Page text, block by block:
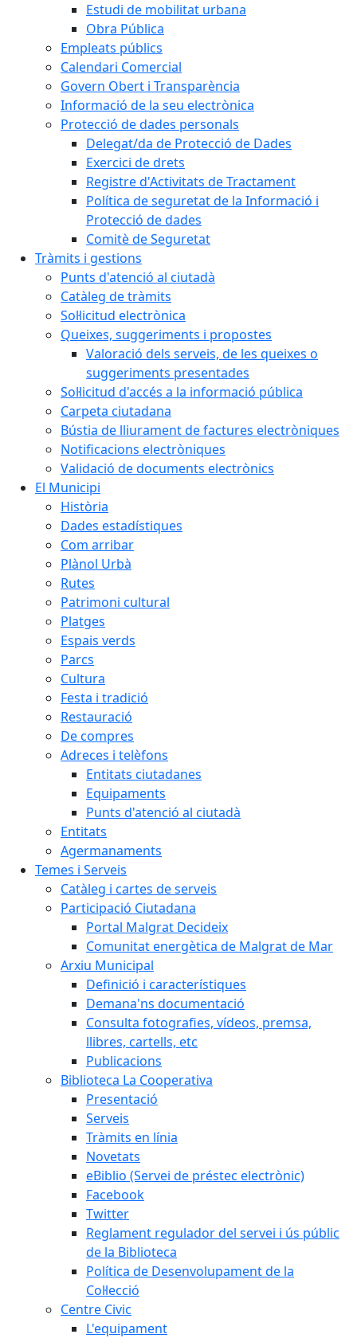
Estudi de mobilitat urbana
Obra Pública
Empleats públics
Calendari Comercial
Govern Obert i Transparència
Informació de la seu electrònica
Protecció de dades personals
Delegat/da de Protecció de Dades
Exercici de drets
Registre d'Activitats de Tractament
Política de seguretat de la Informació i
Protecció de dades
Comitè de Seguretat
Tràmits i gestions
Punts d'atenció al ciutadà
Catàleg de tràmits
Sol·licitud electrònica
Queixes, suggeriments i propostes
Valoració dels serveis, de les queixes o
suggeriments presentades
Sol·licitud d'accés a la informació pública
Carpeta ciutadana
Bústia de lliurament de factures electròniques
Notificacions electròniques
Validació de documents electrònics
El Municipi
Història
Dades estadístiques
Com arribar
Plànol Urbà
Rutes
Patrimoni cultural
Platges
Espais verds
Parcs
Cultura
Festa i tradició
Restauració
De compres
Adreces i telèfons
Entitats ciutadanes
Equipaments
Punts d'atenció al ciutadà
Entitats
Agermanaments
Temes i Serveis
Catàleg i cartes de serveis
Participació Ciutadana
Portal Malgrat Decideix
Comunitat energètica de Malgrat de Mar
Arxiu Municipal
Definició i característiques
Demana'ns documentació
Consulta fotografies, vídeos, premsa,
llibres, cartells, etc
Publicacions
Biblioteca La Cooperativa
Presentació
Serveis
Tràmits en línia
Novetats
eBiblio (Servei de préstec electrònic)
Facebook
Twitter
Reglament regulador del servei i ús públic
de la Biblioteca
Política de Desenvolupament de la
Col·lecció
Centre Civic
L'equipament